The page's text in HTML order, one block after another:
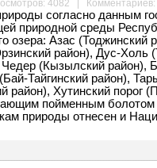
4082 | Комментариев:
согласно данным
природной среды
озера: Азас (Тоджинский
район), Дус-Холь
(Кызылский район),
Тайгинский район),
район), Хутинский порог
пойменным
природы отнесен и